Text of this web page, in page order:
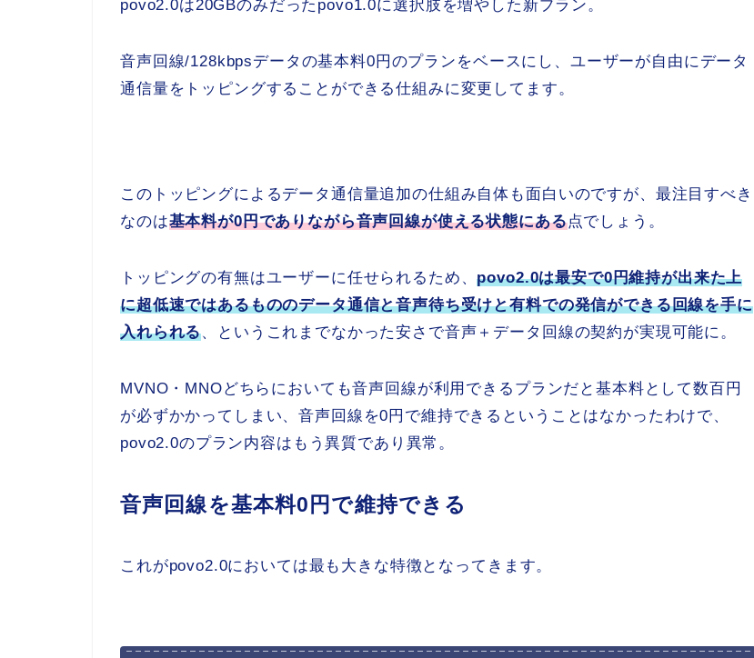
povo2.0は20GBのみだったpovo1.0に選択肢を増やした新プラン。
音声回線/128kbpsデータの基本料0円のプランをベースにし、ユーザーが自由にデータ
通信量をトッピングすることができる仕組みに変更してます。
このトッピングによるデータ通信量追加の仕組み自体も面白いのですが、最注目すべき
なのは基本料が0円でありながら音声回線が使える状態にある点でしょう。
トッピングの有無はユーザーに任せられるため、povo2.0は最安で0円維持が出来た上
に超低速ではあるもののデータ通信と音声待ち受けと有料での発信ができる回線を手に
入れられる、というこれまでなかった安さで音声＋データ回線の契約が実現可能に。
MVNO・MNOどちらにおいても音声回線が利用できるプランだと基本料として数百円
が必ずかかってしまい、音声回線を0円で維持できるということはなかったわけで、
povo2.0のプラン内容はもう異質であり異常。
音声回線を基本料0円で維持できる
これがpovo2.0においては最も大きな特徴となってきます。